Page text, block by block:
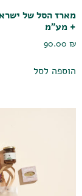
+ מע"מ
90.00 ₪
הוספה לסל